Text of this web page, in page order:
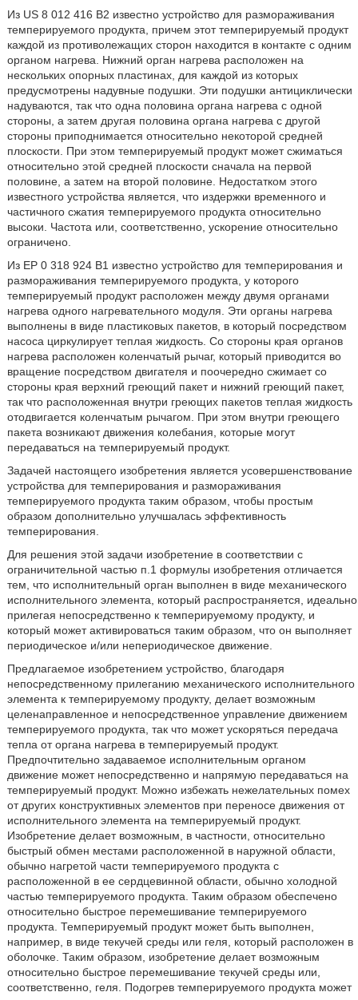
Из US 8 012 416 B2 известно устройство для размораживания
темперируемого продукта, причем этот темперируемый продукт
каждой из противолежащих сторон находится в контакте с одним
органом нагрева. Нижний орган нагрева расположен на
нескольких опорных пластинах, для каждой из которых
предусмотрены надувные подушки. Эти подушки антициклически
надуваются, так что одна половина органа нагрева с одной
стороны, а затем другая половина органа нагрева с другой
стороны приподнимается относительно некоторой средней
плоскости. При этом темперируемый продукт может сжиматься
относительно этой средней плоскости сначала на первой
половине, а затем на второй половине. Недостатком этого
известного устройства является, что издержки временного и
частичного сжатия темперируемого продукта относительно
высоки. Частота или, соответственно, ускорение относительно
ограничено.
Из EP 0 318 924 B1 известно устройство для темперирования и
размораживания темперируемого продукта, у которого
темперируемый продукт расположен между двумя органами
нагрева одного нагревательного модуля. Эти органы нагрева
выполнены в виде пластиковых пакетов, в который посредством
насоса циркулирует теплая жидкость. Со стороны края органов
нагрева расположен коленчатый рычаг, который приводится во
вращение посредством двигателя и поочередно сжимает со
стороны края верхний греющий пакет и нижний греющий пакет,
так что расположенная внутри греющих пакетов теплая жидкость
отодвигается коленчатым рычагом. При этом внутри греющего
пакета возникают движения колебания, которые могут
передаваться на темперируемый продукт.
Задачей настоящего изобретения является усовершенствование
устройства для темперирования и размораживания
темперируемого продукта таким образом, чтобы простым
образом дополнительно улучшалась эффективность
темперирования.
Для решения этой задачи изобретение в соответствии с
ограничительной частью п.1 формулы изобретения отличается
тем, что исполнительный орган выполнен в виде механического
исполнительного элемента, который распространяется, идеально
прилегая непосредственно к темперируемому продукту, и
который может активироваться таким образом, что он выполняет
периодическое и/или непериодическое движение.
Предлагаемое изобретением устройство, благодаря
непосредственному прилеганию механического исполнительного
элемента к темперируемому продукту, делает возможным
целенаправленное и непосредственное управление движением
темперируемого продукта, так что может ускоряться передача
тепла от органа нагрева в темперируемый продукт.
Предпочтительно задаваемое исполнительным органом
движение может непосредственно и напрямую передаваться на
темперируемый продукт. Можно избежать нежелательных помех
от других конструктивных элементов при переносе движения от
исполнительного элемента на темперируемый продукт.
Изобретение делает возможным, в частности, относительно
быстрый обмен местами расположенной в наружной области,
обычно нагретой части темперируемого продукта с
расположенной в ее сердцевинной области, обычно холодной
частью темперируемого продукта. Таким образом обеспечено
относительно быстрое перемешивание темперируемого
продукта. Темперируемый продукт может быть выполнен,
например, в виде текучей среды или геля, который расположен в
оболочке. Таким образом, изобретение делает возможным
относительно быстрое перемешивание текучей среды или,
соответственно, геля. Подогрев темперируемого продукта может